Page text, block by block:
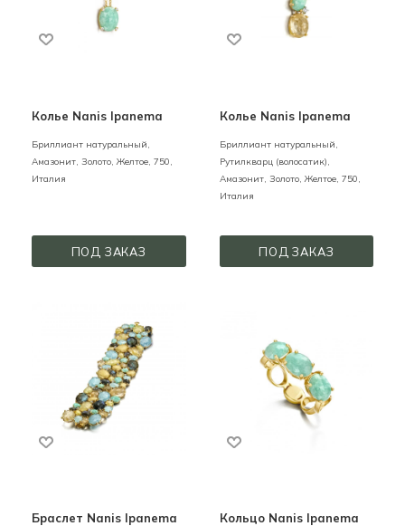
Колье Nanis Ipanema
Бриллиант натуральный,
Амазонит, Золото, Желтое, 750,
Италия
ПОД ЗАКАЗ
Колье Nanis Ipanema
Бриллиант натуральный,
Рутилкварц (волосатик),
Амазонит, Золото, Желтое, 750,
Италия
ПОД ЗАКАЗ
Браслет Nanis Ipanema Кольцо Nanis Ipanema